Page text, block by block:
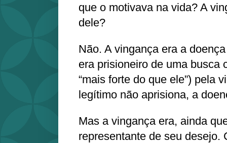
que o motivava na vida? A
dele?
Não. A vingança era a
era prisioneiro de uma busca
“mais forte do que ele”) pela
legítimo não aprisiona, a
Mas a vingança era, ainda
representante de seu desejo.